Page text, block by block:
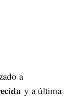
a
y a última